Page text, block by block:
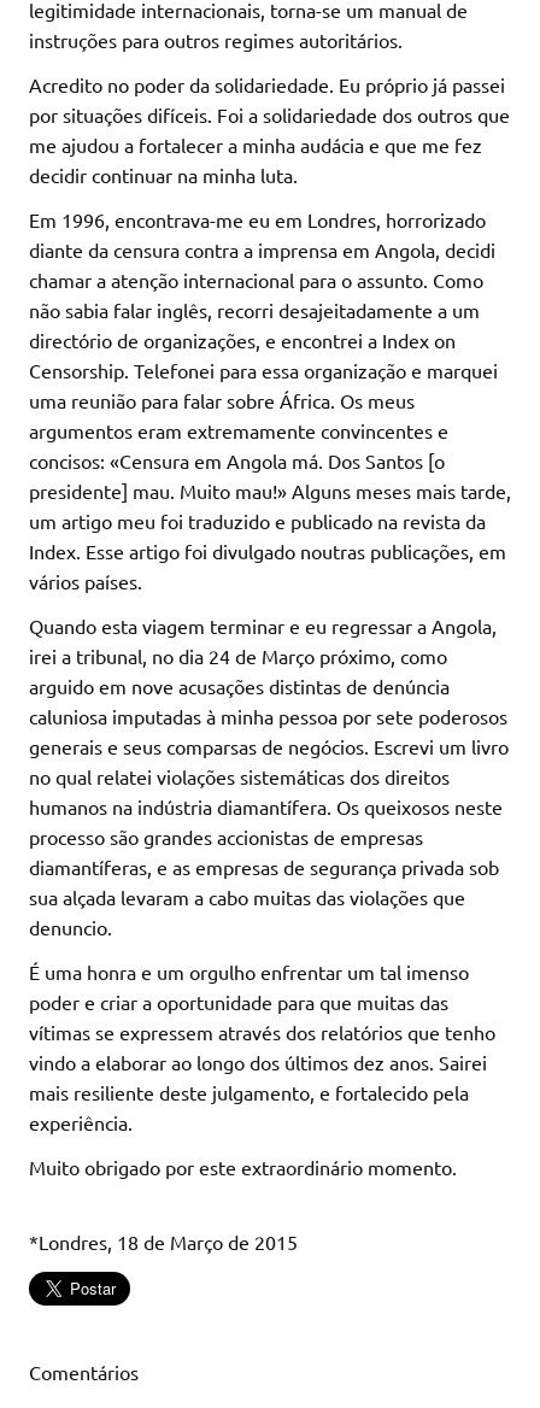
legitimidade internacionais, torna-se um manual de
instruções para outros regimes autoritários.
Acredito no poder da solidariedade. Eu próprio já passei
por situações difíceis. Foi a solidariedade dos outros que
me ajudou a fortalecer a minha audácia e que me fez
decidir continuar na minha luta.
Em 1996, encontrava-me eu em Londres, horrorizado
diante da censura contra a imprensa em Angola, decidi
chamar a atenção internacional para o assunto. Como
não sabia falar inglês, recorri desajeitadamente a um
directório de organizações, e encontrei a Index on
Censorship. Telefonei para essa organização e marquei
uma reunião para falar sobre África. Os meus
argumentos eram extremamente convincentes e
concisos: «Censura em Angola má. Dos Santos [o
presidente] mau. Muito mau!» Alguns meses mais tarde,
um artigo meu foi traduzido e publicado na revista da
Index. Esse artigo foi divulgado noutras publicações, em
vários países.
Quando esta viagem terminar e eu regressar a Angola,
irei a tribunal, no dia 24 de Março próximo, como
arguido em nove acusações distintas de denúncia
caluniosa imputadas à minha pessoa por sete poderosos
generais e seus comparsas de negócios. Escrevi um livro
no qual relatei violações sistemáticas dos direitos
humanos na indústria diamantífera. Os queixosos neste
processo são grandes accionistas de empresas
diamantíferas, e as empresas de segurança privada sob
sua alçada levaram a cabo muitas das violações que
denuncio.
É uma honra e um orgulho enfrentar um tal imenso
poder e criar a oportunidade para que muitas das
vítimas se expressem através dos relatórios que tenho
vindo a elaborar ao longo dos últimos dez anos. Sairei
mais resiliente deste julgamento, e fortalecido pela
experiência.
Muito obrigado por este extraordinário momento.
*Londres, 18 de Março de 2015
Comentários